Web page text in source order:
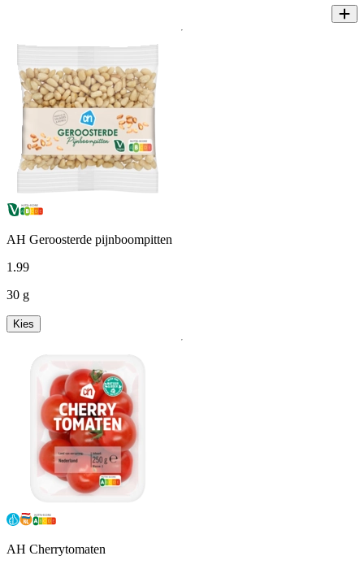
AH Geroosterde pijnboompitten
1 .99
30 g
Kies
AH Cherrytomaten